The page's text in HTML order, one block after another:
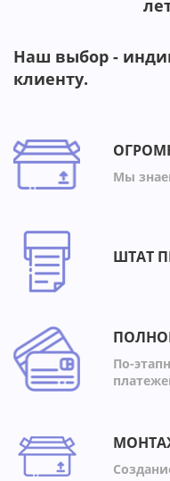
Наш выбор -
клиенту.
Мы
ШТАТ
По-